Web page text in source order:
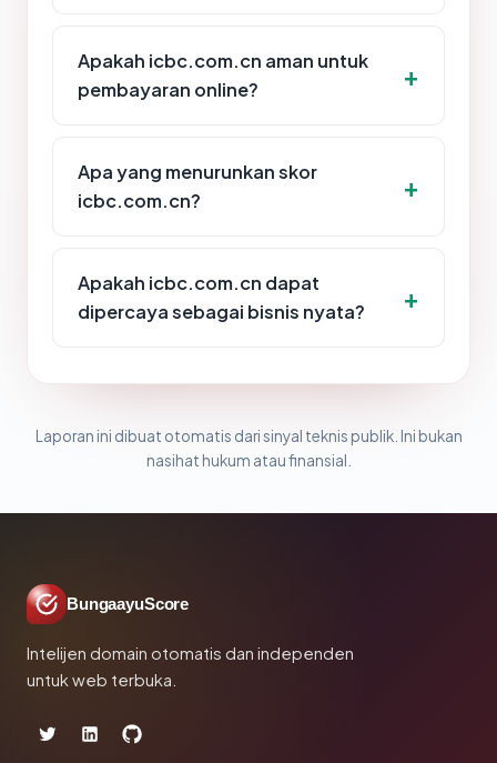
Apakah icbc.com.cn aman untuk
pembayaran online?
Apa yang menurunkan skor
icbc.com.cn?
Apakah icbc.com.cn dapat
dipercaya sebagai bisnis nyata?
Laporan ini dibuat otomatis dari sinyal teknis publik. Ini bukan
nasihat hukum atau finansial.
BungaayuScore
Intelijen domain otomatis dan independen
untuk web terbuka.